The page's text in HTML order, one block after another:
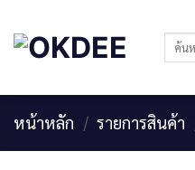
content
ค้นหา:
หน้าหลัก / รายการสินค้า